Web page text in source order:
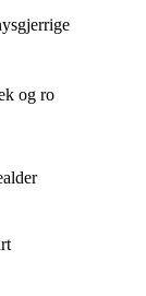
og ro